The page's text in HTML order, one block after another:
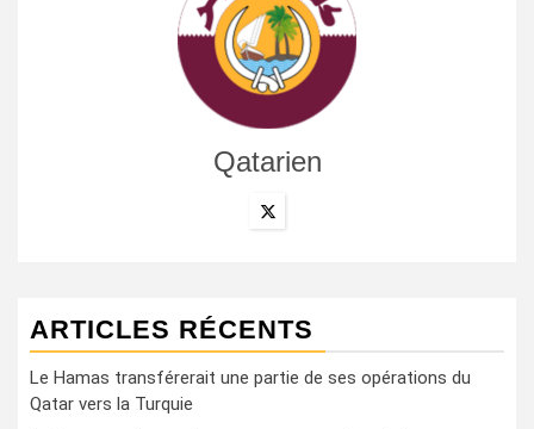
Qatarien
ARTICLES RÉCENTS
Le Hamas transférerait une partie de ses opérations du
Qatar vers la Turquie